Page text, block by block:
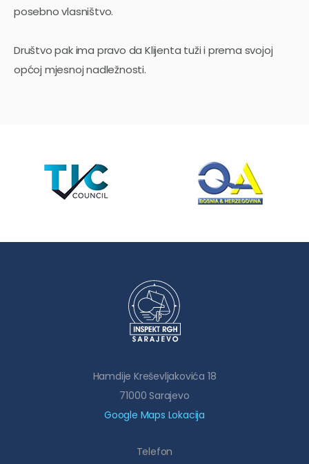
posebno vlasništvo.
Društvo pak ima pravo da Klijenta tuži i prema svojoj
općoj mjesnoj nadležnosti.
Hamdije Kreševljakovića 18
71000 Sarajevo
Google Maps Lokacija
Telefon